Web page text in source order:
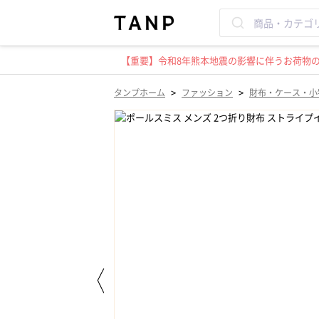
【重要】令和8年熊本地震の影響に伴うお荷
タンプホーム > ファッション > 財布・ケース・